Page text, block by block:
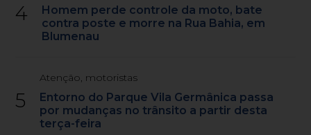
4
Homem perde controle da moto, bate
contra poste e morre na Rua Bahia, em
Blumenau
5
Atenção, motoristas
Entorno do Parque Vila Germânica passa
por mudanças no trânsito a partir desta
terça-feira